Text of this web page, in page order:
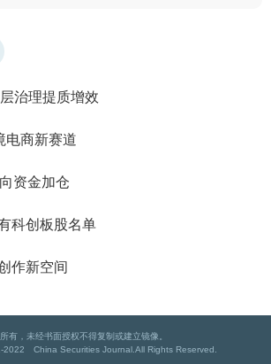
治理提质增效
电商新赛道
资金加仓
科创板股名单
作新空间
有，未经书面授权不得复制或建立镜像。
2022 China Securities Journal.All Rights Reserved.